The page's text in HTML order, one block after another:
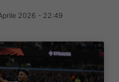
2026 - 22:49